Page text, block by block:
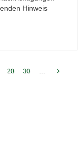
Hinweis
20 30 ...